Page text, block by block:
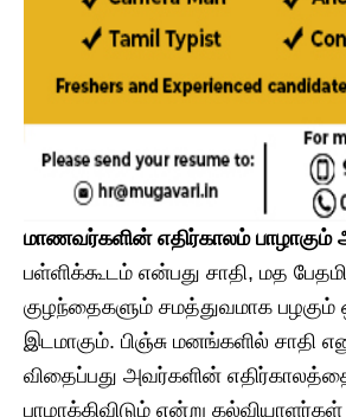
​மாணவர்களின் எதிர்காலம் பாழாகும்
​பள்ளிக்கூடம் என்பது சாதி, மத
குழந்தைகளும் சமத்துவமாக பழகும்
இடமாகும். பிஞ்சு மனங்களில் சாதி
விதைப்பது அவர்களின்
பாழாக்கிவிடும் என்று